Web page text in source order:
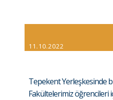
11.10.2022
Tepekent Yerleşkesinde
Fakültelerimiz öğrencileri